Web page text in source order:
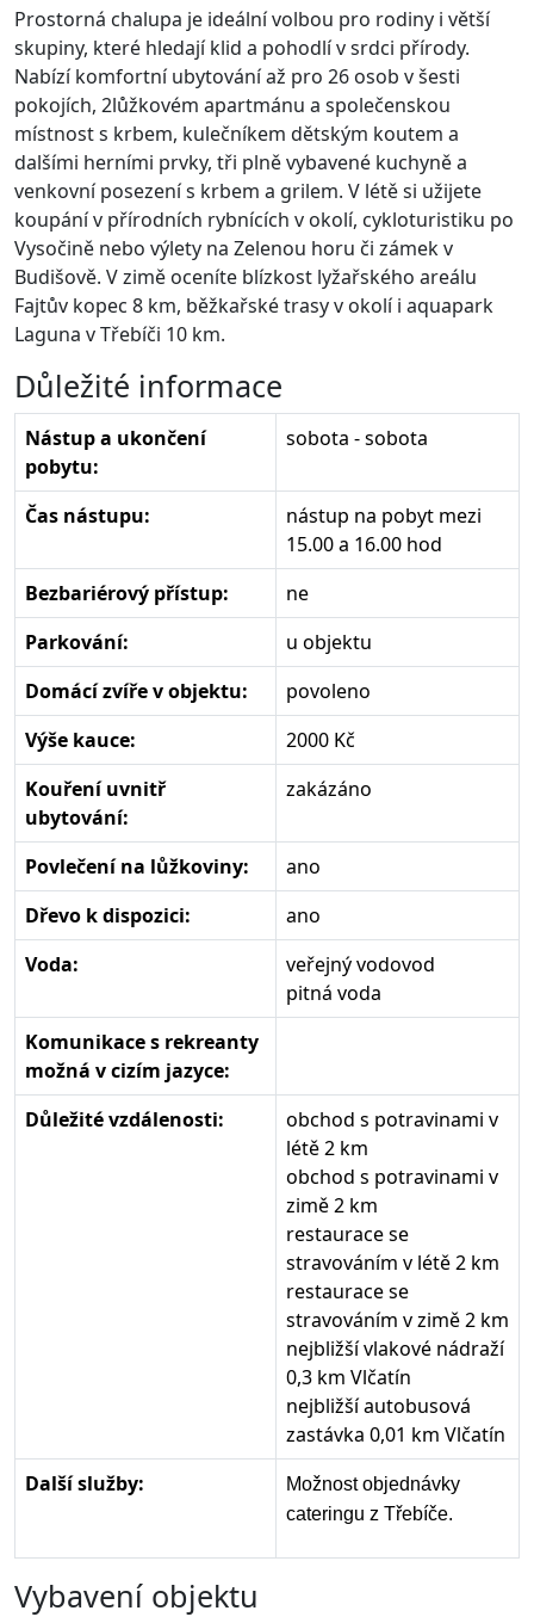
Prostorná chalupa je ideální volbou pro rodiny i větší
skupiny, které hledají klid a pohodlí v srdci přírody.
Nabízí komfortní ubytování až pro 26 osob v šesti
pokojích, 2lůžkovém apartmánu a společenskou
místnost s krbem, kulečníkem dětským koutem a
dalšími herními prvky, tři plně vybavené kuchyně a
venkovní posezení s krbem a grilem. V létě si užijete
koupání v přírodních rybnících v okolí, cykloturistiku po
Vysočině nebo výlety na Zelenou horu či zámek v
Budišově. V zimě oceníte blízkost lyžařského areálu
Fajtův kopec 8 km, běžkařské trasy v okolí i aquapark
Laguna v Třebíči 10 km.
Důležité informace
Nástup a ukončení
pobytu:
sobota - sobota
Čas nástupu:
nástup na pobyt mezi
15.00 a 16.00 hod
Bezbariérový přístup:
ne
Parkování:
u objektu
Domácí zvíře v objektu:
povoleno
Výše kauce:
2000 Kč
Kouření uvnitř
ubytování:
zakázáno
Povlečení na lůžkoviny:
ano
Dřevo k dispozici:
ano
Voda:
veřejný vodovod
pitná voda
Komunikace s rekreanty
možná v cizím jazyce:
Důležité vzdálenosti:
obchod s potravinami v
létě 2 km
obchod s potravinami v
zimě 2 km
restaurace se
stravováním v létě 2 km
restaurace se
stravováním v zimě 2 km
nejbližší vlakové nádraží
0,3 km Vlčatín
nejbližší autobusová
zastávka 0,01 km Vlčatín
Další služby:
Možnost objednávky
cateringu z Třebíče.
Vybavení objektu